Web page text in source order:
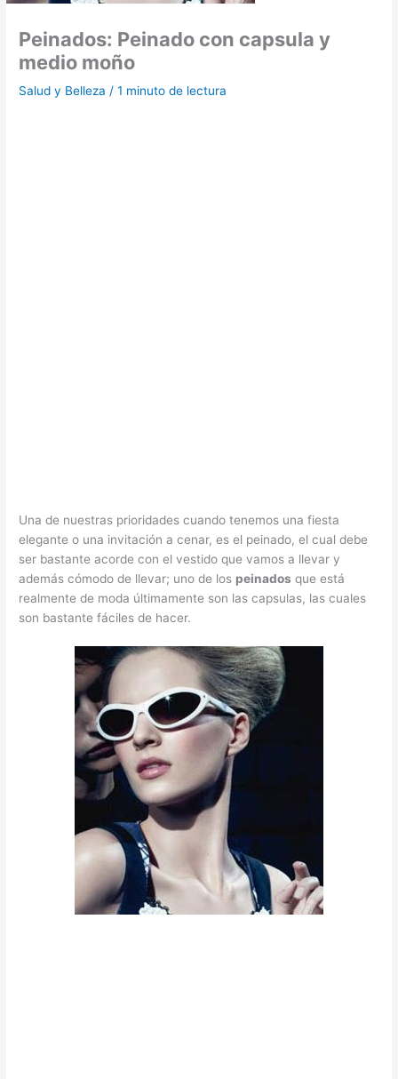
Peinados: Peinado con capsula y
medio moño
Salud y Belleza /1 minuto de lectura
Una de nuestras prioridades cuando tenemos una fiesta
elegante o una invitación a cenar, es el peinado, el cual debe
ser bastante acorde con el vestido que vamos a llevar y
además cómodo de llevar; uno de los peinados que está
realmente de moda últimamente son las capsulas, las cuales
son bastante fáciles de hacer.